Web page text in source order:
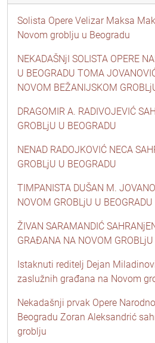
Solista Opere Velizar Maksa
Novom groblju u Beogradu
NEKADAŠNjI SOLISTA OPERE
U BEOGRADU TOMA
NOVOM BEŽANIJSKOM
DRAGOMIR A. RADIVOJEVIĆ
GROBLjU U BEOGRADU
NENAD RADOJKOVIĆ NECA
GROBLjU U BEOGRADU
TIMPANISTA DUŠAN M.
NOVOM GROBLjU U BEOGRADU
ŽIVAN SARAMANDIĆ
GRAĐANA NA NOVOM GROBLjU
Istaknuti reditelj Dejan
zaslužnih građana na Novom
Nekadašnji prvak Opere
Beogradu Zoran Aleksandrić
groblju